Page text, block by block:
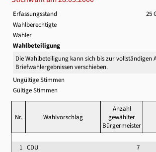
Erfassungsstand
25
Wahlberechtigte
Wähler
Wahlbeteiligung
Die Wahlbeteiligung kann sich bis zur
Briefwahlergebnissen verschieben.
Ungültige Stimmen
Gültige Stimmen
Nr. Wahlvorschlag
Anzahl
gewählter
Bürgermeister
1 CDU
7